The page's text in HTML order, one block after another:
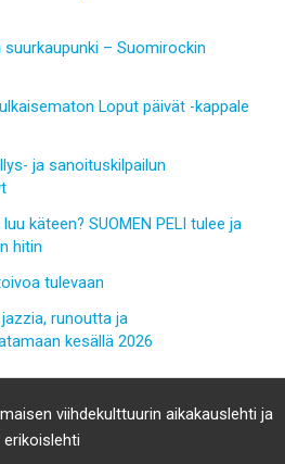
– Suomirockin
Loput päivät -kappale
ja sanoituskilpailun
käteen? SUOMEN PELI tulee ja
hitin
tulevaan
runoutta ja
kesällä 2026
viihdekulttuurin aikakauslehti ja
erikoislehti